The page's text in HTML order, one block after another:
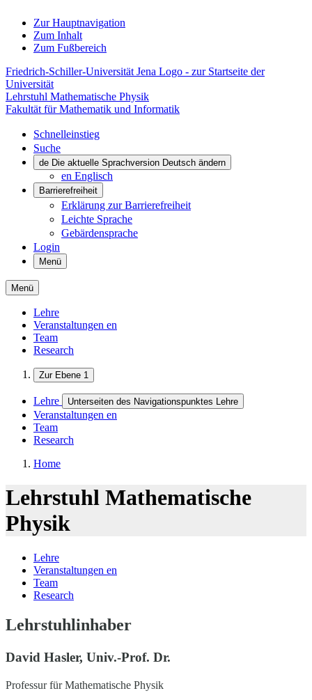
Zur Hauptnavigation
Zum Inhalt
Zum Fußbereich
Friedrich-Schiller-Universität Jena Logo - zur Startseite der
Universität
Lehrstuhl Mathematische Physik
Fakultät für Mathematik und Informatik
Schnelleinstieg
Suche
de Die aktuelle Sprachversion Deutsch ändern
en Englisch
Barrierefreiheit
Erklärung zur Barrierefreiheit
Leichte Sprache
Gebärdensprache
Login
Menü
Menü
Lehre
Veranstaltungen en
Team
Research
Zur Ebene 1
Lehre Unterseiten des Navigationspunktes Lehre
Veranstaltungen en
Team
Research
Home
Lehrstuhl Mathematische
Physik
Lehre
Veranstaltungen en
Team
Research
Lehrstuhlinhaber
David Hasler, Univ.-Prof. Dr.
Professur für Mathematische Physik